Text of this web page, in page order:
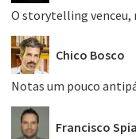
O storytelling venceu,
Chico Bosco
Notas um pouco
Francisco